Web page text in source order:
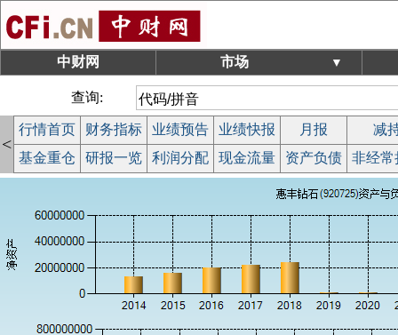
中财网 市场 ▼
查询:
<
行情首页 财务指标 业绩预告 业绩快报 月报
减
基金重仓
研报一览 利润分配 现金流量 资产负债 非经常